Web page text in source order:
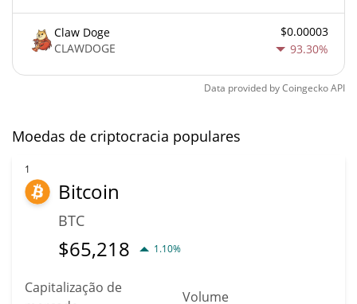
Claw Doge
CLAWDOGE
$0.00003
93.30%
Data provided byCoingeckoAPI
Moedas de criptocracia populares
1
Bitcoin
BTC
$65,218 1.10%
Capitalização de
Volume